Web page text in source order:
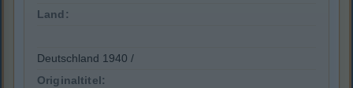
Land:
Deutschland 1940 /
Originaltitel: